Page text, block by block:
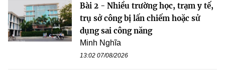
Bài 2 - Nhiều trường học, trạm y tế,
trụ sở công bị lấn chiếm hoặc sử
dụng sai công năng
Minh Nghĩa
13:02 07/08/2026